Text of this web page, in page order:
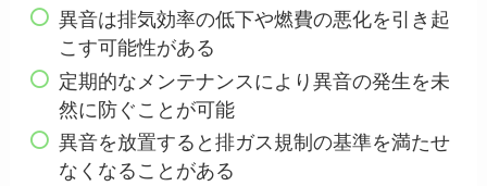
異音は排気効率の低下や燃費の悪化を引き起
こす可能性がある
定期的なメンテナンスにより異音の発生を未
然に防ぐことが可能
異音を放置すると排ガス規制の基準を満たせ
なくなることがある